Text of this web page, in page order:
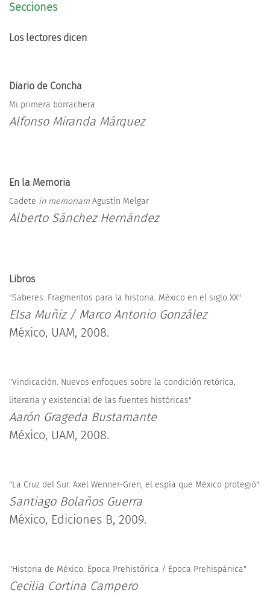
Secciones
Los lectores dicen
Diario de Concha
Mi primera borrachera
Alfonso Miranda Márquez
En la Memoria
Cadete in memoriam Agustín Melgar
Alberto Sánchez Hernández
Libros
"Saberes. Fragmentos para la historia. México en el siglo XX"
Elsa Muñiz / Marco Antonio González
México, UAM, 2008.
"Vindicación. Nuevos enfoques sobre la condición retórica,
literaria y existencial de las fuentes históricas"
Aarón Grageda Bustamante
México, UAM, 2008.
"La Cruz del Sur. Axel Wenner-Gren, el espía que México protegió"
Santiago Bolaños Guerra
México, Ediciones B, 2009.
"Historia de México. Época Prehistórica / Época Prehispánica"
Cecilia Cortina Campero